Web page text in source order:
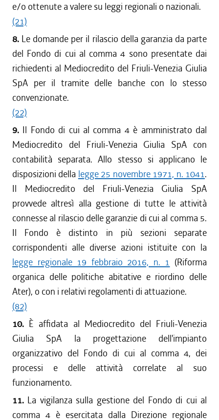
e/o ottenute a valere su leggi regionali o nazionali.
(21)
8. Le domande per il rilascio della garanzia da parte
del Fondo di cui al comma 4 sono presentate dai
richiedenti al Mediocredito del Friuli-Venezia Giulia
SpA per il tramite delle banche con lo stesso
convenzionate.
(22)
9. Il Fondo di cui al comma 4 è amministrato dal
Mediocredito del Friuli-Venezia Giulia SpA con
contabilità separata. Allo stesso si applicano le
disposizioni della legge 25 novembre 1971, n. 1041.
Il Mediocredito del Friuli-Venezia Giulia SpA
provvede altresì alla gestione di tutte le attività
connesse al rilascio delle garanzie di cui al comma 5.
Il Fondo è distinto in più sezioni separate
corrispondenti alle diverse azioni istituite con la
legge regionale 19 febbraio 2016, n. 1 (Riforma
organica delle politiche abitative e riordino delle
Ater), o con i relativi regolamenti di attuazione.
(82)
10. È affidata al Mediocredito del Friuli-Venezia
Giulia SpA la progettazione dell'impianto
organizzativo del Fondo di cui al comma 4, dei
processi e delle attività correlate al suo
funzionamento.
11. La vigilanza sulla gestione del Fondo di cui al
comma 4 è esercitata dalla Direzione regionale